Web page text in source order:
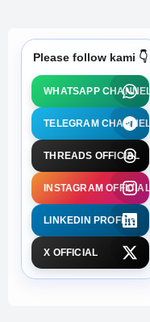
Please follow kami 👇
WHATSAPP CHANNEL
TELEGRAM CHANNEL
THREADS OFFICIAL
INSTAGRAM OFFICIAL
LINKEDIN PROFILE
X OFFICIAL